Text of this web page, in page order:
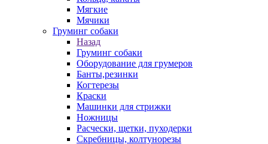
Мягкие
Мячики
Груминг собаки
Назад
Груминг собаки
Оборудование для грумеров
Банты,резинки
Когтерезы
Краски
Машинки для стрижки
Ножницы
Расчески, щетки, пуходерки
Скребницы, колтунорезы